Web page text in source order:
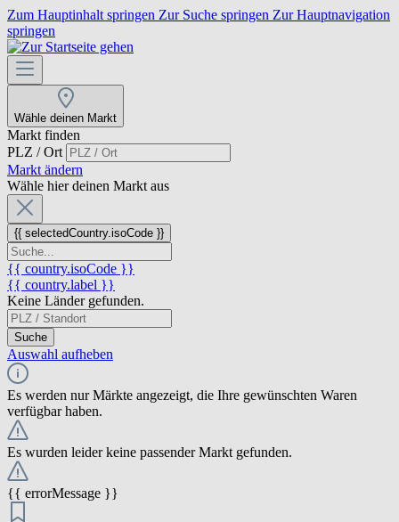
Zum Hauptinhalt springen Zur Suche springen Zur Hauptnavigation
springen
Wähle deinen Markt
Markt finden
PLZ / Ort
Markt ändern
Wähle hier deinen Markt aus
{{ selectedCountry.isoCode }}
{{ country.isoCode }}
{{ country.label }}
Keine Länder gefunden.
Suche
Auswahl aufheben
Es werden nur Märkte angezeigt, die Ihre gewünschten Waren
verfügbar haben.
Es wurden leider keine passender Markt gefunden.
{{ errorMessage }}